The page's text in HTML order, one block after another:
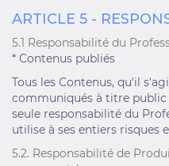
ARTICLE 5 -
5.1 Responsabilité du
* Contenus publiés
Tous les Contenus, qu'il
communiqués à titre public
seule responsabilité du
utilise à ses entiers risques
5.2. Responsabilité de